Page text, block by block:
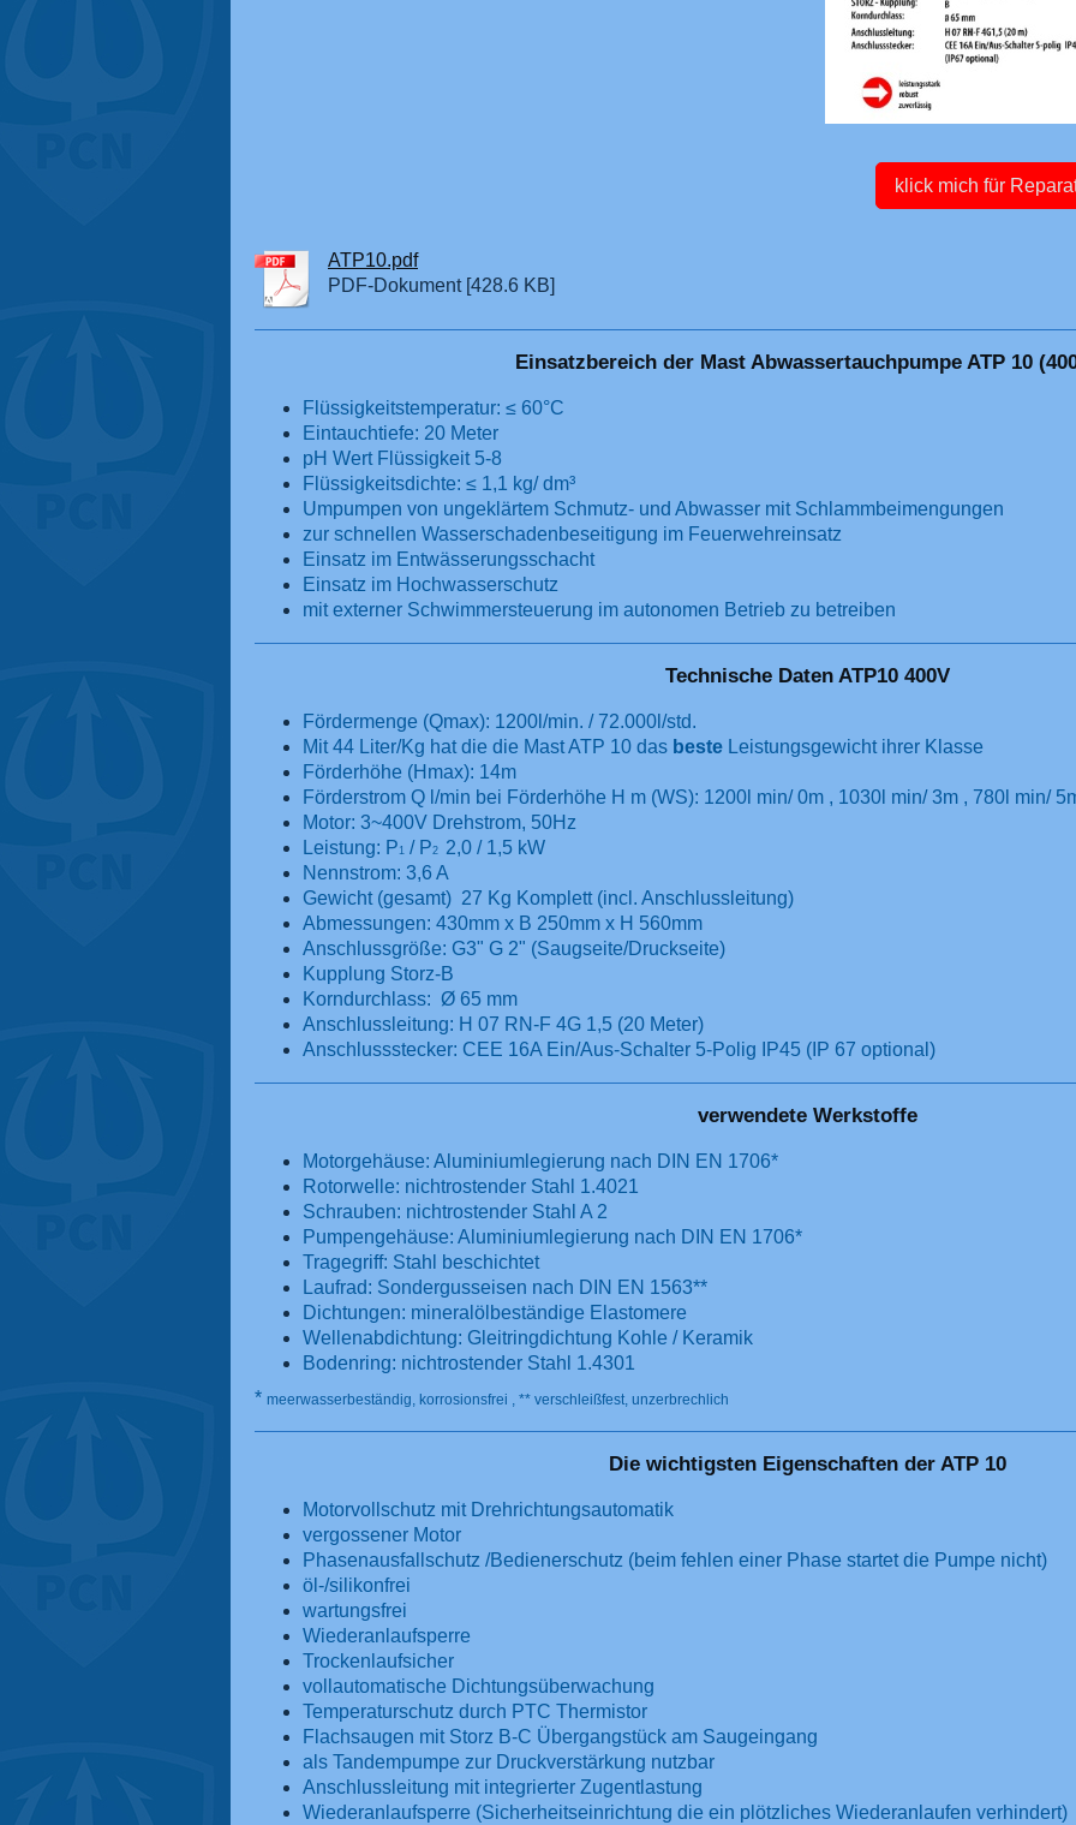
klick mich für
ATP10.pdf
PDF-Dokument [428.6 KB]
Einsatzbereich der Mast Abwassertauchpumpe ATP 10
Flüssigkeitstemperatur: ≤ 60°C
Eintauchtiefe: 20 Meter
pH Wert Flüssigkeit 5-8
Flüssigkeitsdichte: ≤ 1,1 kg/ dm³
Umpumpen von ungeklärtem Schmutz- und Abwasser mit Schlammbeimengungen
zur schnellen Wasserschadenbeseitigung im Feuerwehreinsatz
Einsatz im Entwässerungsschacht
Einsatz im Hochwasserschutz
mit externer Schwimmersteuerung im autonomen Betrieb zu betreiben
Technische Daten ATP10 400V
Fördermenge (Qmax): 1200l/min. / 72.000l/std.
Mit 44 Liter/Kg hat die die Mast ATP 10 das beste Leistungsgewicht ihrer Klasse
Förderhöhe (Hmax): 14m
Förderstrom Q l/min bei Förderhöhe H m (WS): 1200l min/ 0m , 1030l min/ 3m , 780l min/
Motor: 3~400V Drehstrom, 50Hz
Leistung: P 1 / P2 2,0 / 1,5 kW
Nennstrom: 3,6 A
Gewicht (gesamt) 27 Kg Komplett (incl. Anschlussleitung)
Abmessungen: 430mm x B 250mm x H 560mm
Anschlussgröße: G3" G 2" (Saugseite/Druckseite)
Kupplung Storz-B
Korndurchlass: Ø 65 mm
Anschlussleitung: H 07 RN-F 4G 1,5 (20 Meter)
Anschlussstecker: CEE 16A Ein/Aus-Schalter 5-Polig IP45 (IP 67 optional)
verwendete Werkstoffe
Motorgehäuse: Aluminiumlegierung nach DIN EN 1706*
Rotorwelle: nichtrostender Stahl 1.4021
Schrauben: nichtrostender Stahl A 2
Pumpengehäuse: Aluminiumlegierung nach DIN EN 1706*
Tragegriff: Stahl beschichtet
Laufrad: Sondergusseisen nach DIN EN 1563**
Dichtungen: mineralölbeständige Elastomere
Wellenabdichtung: Gleitringdichtung Kohle / Keramik
Bodenring: nichtrostender Stahl 1.4301
* meerwasserbeständig, korrosionsfrei , ** verschleißfest, unzerbrechlich
Die wichtigsten Eigenschaften der ATP 10
Motorvollschutz mit Drehrichtungsautomatik
vergossener Motor
Phasenausfallschutz /Bedienerschutz (beim fehlen einer Phase startet die Pumpe nicht)
öl-/silikonfrei
wartungsfrei
Wiederanlaufsperre
Trockenlaufsicher
vollautomatische Dichtungsüberwachung
Temperaturschutz durch PTC Thermistor
Flachsaugen mit Storz B-C Übergangstück am Saugeingang
als Tandempumpe zur Druckverstärkung nutzbar
Anschlussleitung mit integrierter Zugentlastung
Wiederanlaufsperre (Sicherheitseinrichtung die ein plötzliches Wiederanlaufen verhindert)